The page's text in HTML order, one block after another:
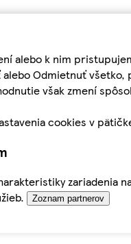
alebo k nim
Odmietnuť všetko,
však zmení
cookies v
zariadenia
Zoznam partnerov